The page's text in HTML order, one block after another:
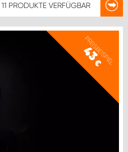
11 PRODUKTE VERFÜGBAR
PREISBEISPIEL
43
€